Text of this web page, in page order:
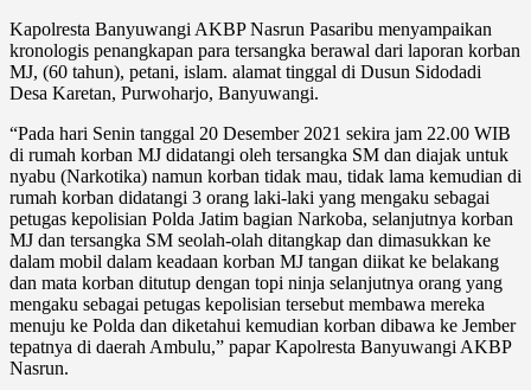
Kapolresta Banyuwangi AKBP Nasrun Pasaribu menyampaikan
kronologis penangkapan para tersangka berawal dari laporan korban
MJ, (60 tahun), petani, islam. alamat tinggal di Dusun Sidodadi
Desa Karetan, Purwoharjo, Banyuwangi.
“Pada hari Senin tanggal 20 Desember 2021 sekira jam 22.00 WIB
di rumah korban MJ didatangi oleh tersangka SM dan diajak untuk
nyabu (Narkotika) namun korban tidak mau, tidak lama kemudian di
rumah korban didatangi 3 orang laki-laki yang mengaku sebagai
petugas kepolisian Polda Jatim bagian Narkoba, selanjutnya korban
MJ dan tersangka SM seolah-olah ditangkap dan dimasukkan ke
dalam mobil dalam keadaan korban MJ tangan diikat ke belakang
dan mata korban ditutup dengan topi ninja selanjutnya orang yang
mengaku sebagai petugas kepolisian tersebut membawa mereka
menuju ke Polda dan diketahui kemudian korban dibawa ke Jember
tepatnya di daerah Ambulu,” papar Kapolresta Banyuwangi AKBP
Nasrun.